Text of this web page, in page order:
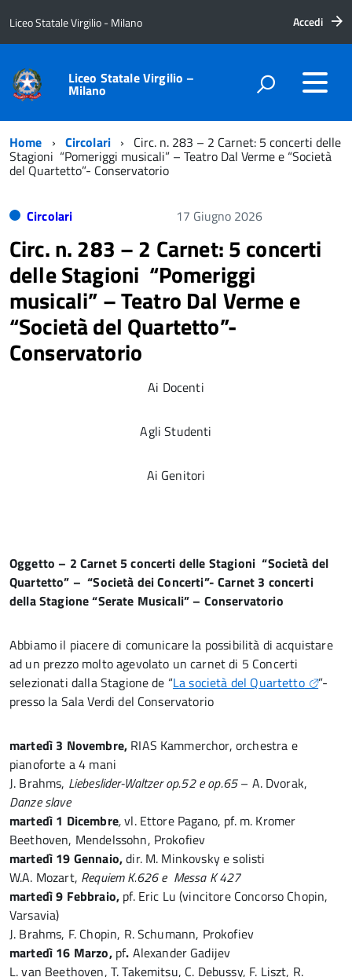
Liceo Statale Virgilio - Milano Accedi
Liceo Statale Virgilio –
Milano
Home Circolari Circ. n. 283 – 2 Carnet: 5 concerti delle
Stagioni “Pomeriggi musicali” – Teatro Dal Verme e “Società
del Quartetto”- Conservatorio
Circolari 17 Giugno 2026
Circ. n. 283 – 2 Carnet: 5 concerti
delle Stagioni “Pomeriggi
musicali” – Teatro Dal Verme e
“Società del Quartetto”-
Conservatorio
Ai Docenti
Agli Studenti
Ai Genitori
Oggetto – 2 Carnet 5 concerti delle Stagioni “Società del
Quartetto” – “Società dei Concerti”- Carnet 3 concerti
della Stagione “Serate Musicali” – Conservatorio
Abbiamo il piacere di comunicare la possibilità di acquistare
ad un prezzo molto agevolato un carnet di 5 Concerti
selezionati dalla Stagione de “La società del Quartetto
”-
presso la Sala Verdi del Conservatorio
martedì 3 Novembre, RIAS Kammerchor, orchestra e
pianoforte a 4 mani
J. Brahms, Liebeslider-Waltzer op.52 e op.65– A. Dvorak,
Danze slave
martedì 1 Dicembre,vl. Ettore Pagano, pf. m. Kromer
Beethoven, Mendelssohn, Prokofiev
martedì 19 Gennaio,dir. M. Minkovsky e solisti
W.A. Mozart, Requiem K.626 e Messa K 427
martedì 9 Febbraio, pf. Eric Lu (vincitore Concorso Chopin,
Varsavia)
J. Brahms, F. Chopin, R. Schumann, Prokofiev
martedì 16 Marzo, pf. Alexander Gadijev
L. van Beethoven, T. Takemitsu, C. Debussy, F. Liszt, R.